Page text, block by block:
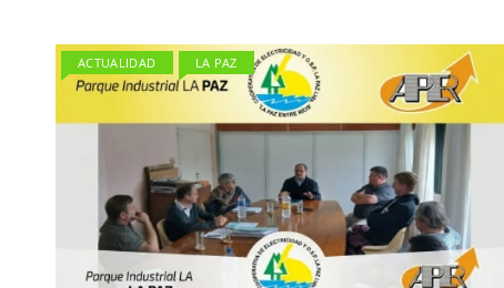
ACTUALIDAD LA PAZ